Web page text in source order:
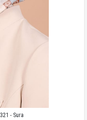
- Sura